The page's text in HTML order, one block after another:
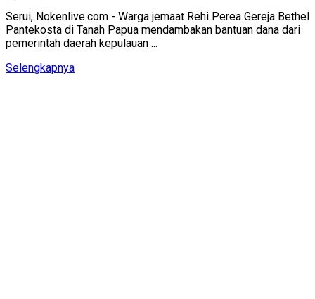
Serui, Nokenlive.com - Warga jemaat Rehi Perea Gereja Bethel
Pantekosta di Tanah Papua mendambakan bantuan dana dari
pemerintah daerah kepulauan ...
SelengkapnyaDetails